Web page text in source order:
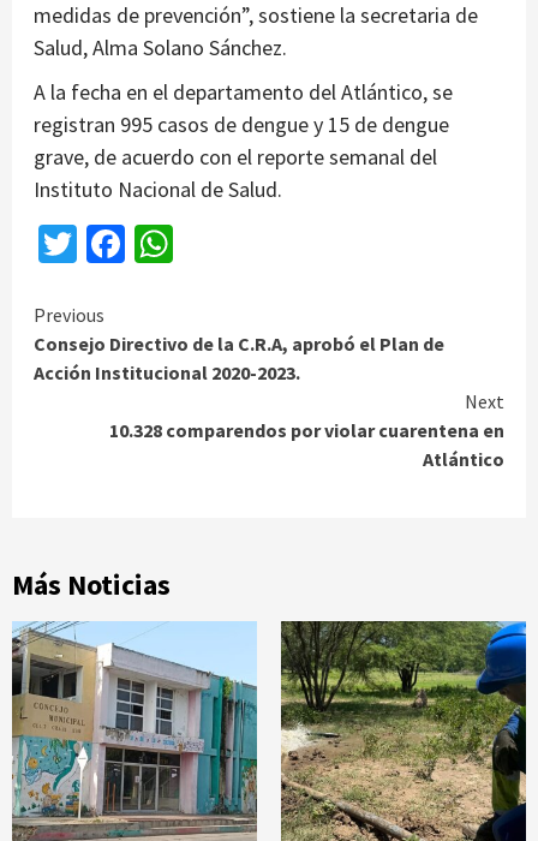
medidas de prevención”, sostiene la secretaria de
Salud, Alma Solano Sánchez.
A la fecha en el departamento del Atlántico, se
registran 995 casos de dengue y 15 de dengue
grave, de acuerdo con el reporte semanal del
Instituto Nacional de Salud.
TwitterFacebook
Continue
Reading
Previous
Consejo Directivo de la C.R.A, aprobó el Plan de
Acción Institucional 2020-2023.
Next
10.328 comparendos por violar cuarentena en
Atlántico
Más Noticias